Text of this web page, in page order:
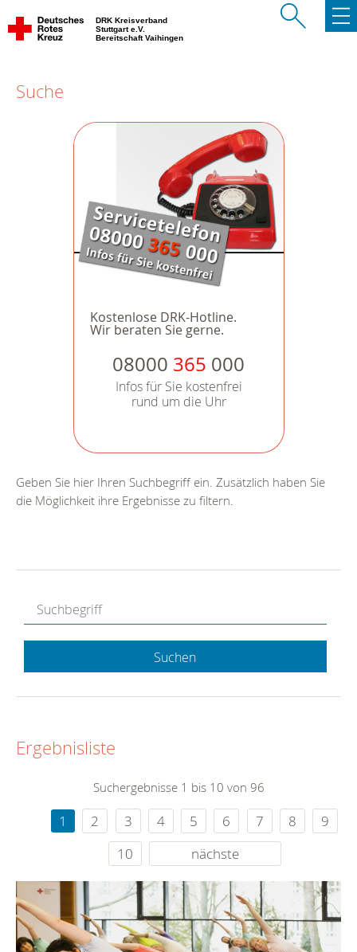
DRK Kreisverband
Stuttgart e.V.
Bereitschaft Vaihingen
Suche
Kostenlose DRK-Hotline.
Wir beraten Sie gerne.
08000 365 000
Infos für Sie kostenfrei
rund um die Uhr
Geben Sie hier Ihren Suchbegriff ein. Zusätzlich haben Sie
die Möglichkeit ihre Ergebnisse zu filtern.
Suchen
Ergebnisliste
Suchergebnisse 1 bis 10 von 96
1 2 3 4 5 6 7 8
9
10
nächste